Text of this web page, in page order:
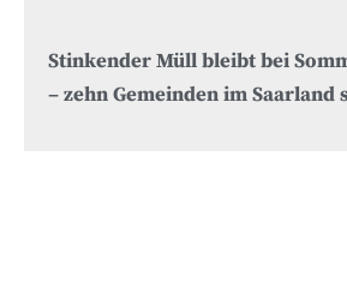
Stinkender Müll bleibt bei
– zehn Gemeinden im